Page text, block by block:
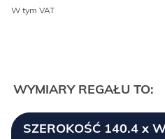
W tym VAT
WYMIARY REGAŁU TO:
SZEROKOŚĆ 140.4 x